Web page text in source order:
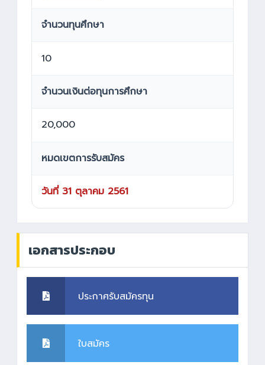
จำนวนทุนศึกษา
10
จำนวนเงินต่อทุนการศึกษา
20,000
หมดเขตการรับสมัคร
วันที่ 31 ตุลาคม 2561
เอกสารประกอบ
ประกาศรับสมัครทุน
ใบสมัคร